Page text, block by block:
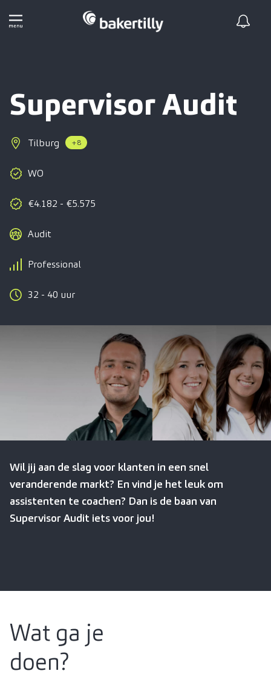
Supervisor Audit
Tilburg +8
WO
€4.182 - €5.575
Audit
Professional
32 - 40 uur
Wil jij aan de slag voor klanten in een snel
veranderende markt? En vind je het leuk om
assistenten te coachen? Dan is de baan van
Supervisor Audit iets voor jou!
Wat ga je
doen?